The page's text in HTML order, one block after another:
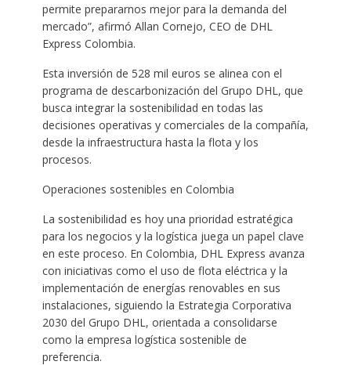
permite prepararnos mejor para la demanda del
mercado”, afirmó Allan Cornejo, CEO de DHL
Express Colombia.
Esta inversión de 528 mil euros se alinea con el
programa de descarbonización del Grupo DHL, que
busca integrar la sostenibilidad en todas las
decisiones operativas y comerciales de la compañía,
desde la infraestructura hasta la flota y los
procesos.
Operaciones sostenibles en Colombia
La sostenibilidad es hoy una prioridad estratégica
para los negocios y la logística juega un papel clave
en este proceso. En Colombia, DHL Express avanza
con iniciativas como el uso de flota eléctrica y la
implementación de energías renovables en sus
instalaciones, siguiendo la Estrategia Corporativa
2030 del Grupo DHL, orientada a consolidarse
como la empresa logística sostenible de
preferencia.